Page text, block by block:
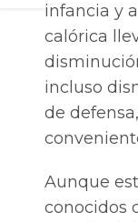
infancia y
calórica
incluso
de
Aunque
conocidos